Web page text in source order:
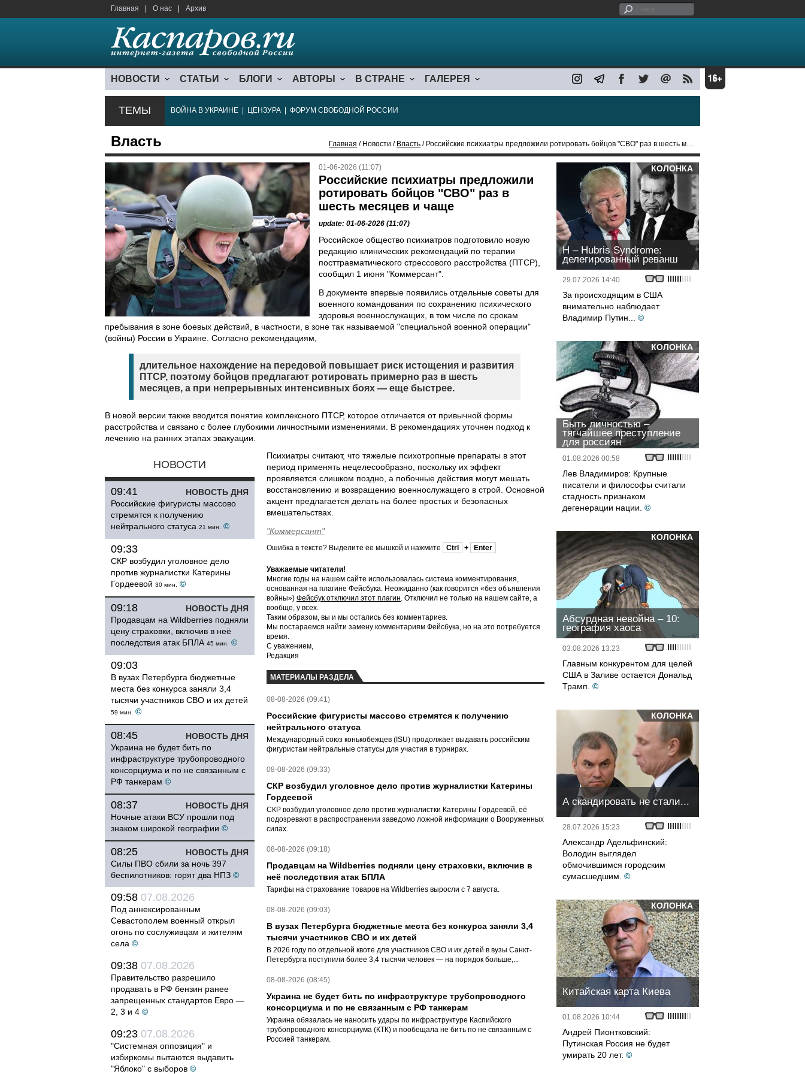
Главная О нас Архив
НОВОСТИ СТАТЬИ БЛОГИ АВТОРЫ В СТРАНЕ ГАЛЕРЕЯ
ТЕМЫ ВОЙНА В УКРАИНЕ ЦЕНЗУРА ФОРУМ СВОБОДНОЙ РОССИИ
Власть Главная / Новости / Власть / Российские психиатры предложили ротировать бойцов "СВО" раз в шесть месяцев и чаще
01-06-2026 (11:07)
Российские психиатры предложили
ротировать бойцов "СВО" раз в
шесть месяцев и чаще
update: 01-06-2026 (11:07)
Российское общество психиатров подготовило новую
редакцию клинических рекомендаций по терапии
посттравматического стрессового расстройства (ПТСР),
сообщил 1 июня "Коммерсант".
В документе впервые появились отдельные советы для
военного командования по сохранению психического
здоровья военнослужащих, в том числе по срокам
пребывания в зоне боевых действий, в частности, в зоне так называемой "специальной военной операции"
(войны) России в Украине. Согласно рекомендациям,
длительное нахождение на передовой повышает риск истощения и развития
ПТСР, поэтому бойцов предлагают ротировать примерно раз в шесть
месяцев, а при непрерывных интенсивных боях — еще быстрее.
В новой версии также вводится понятие комплексного ПТСР, которое отличается от привычной формы
расстройства и связано с более глубокими личностными изменениями. В рекомендациях уточнен подход к
лечению на ранних этапах эвакуации.
НОВОСТИ
НОВОСТЬ ДНЯ
09:41
Российские фигуристы массово
стремятся к получению
нейтрального статуса 21 мин. ©
09:33
СКР возбудил уголовное дело
против журналистки Катерины
Гордеевой 30 мин. ©
НОВОСТЬ ДНЯ
09:18
Продавцам на Wildberries подняли
цену страховки, включив в неё
последствия атак БПЛА 45 мин. ©
09:03
В вузах Петербурга бюджетные
места без конкурса заняли 3,4
тысячи участников СВО и их детей
59 мин. ©
НОВОСТЬ ДНЯ
08:45
Украина не будет бить по
инфраструктуре трубопроводного
консорциума и по не связанным с
РФ танкерам ©
НОВОСТЬ ДНЯ
08:37
Ночные атаки ВСУ прошли под
знаком широкой географии ©
НОВОСТЬ ДНЯ
08:25
Силы ПВО сбили за ночь 397
беспилотников: горят два НПЗ ©
09:58 07.08.2026
Под аннексированным
Севастополем военный открыл
огонь по сослуживцам и жителям
села ©
09:38 07.08.2026
Правительство разрешило
продавать в РФ бензин ранее
запрещенных стандартов Евро —
2, 3 и 4 ©
09:23 07.08.2026
"Системная оппозиция" и
избиркомы пытаются выдавить
"Яблоко" с выборов ©
Психиатры считают, что тяжелые психотропные препараты в этот
период применять нецелесообразно, поскольку их эффект
проявляется слишком поздно, а побочные действия могут мешать
восстановлению и возвращению военнослужащего в строй. Основной
акцент предлагается делать на более простых и безопасных
вмешательствах.
"Коммерсант"
Ошибка в тексте? Выделите ее мышкой и нажмите Ctrl + Enter
Уважаемые читатели!
Многие годы на нашем сайте использовалась система комментирования,
основанная на плагине Фейсбука. Неожиданно (как говорится «без объявления
войны») Фейсбук отключил этот плагин. Отключил не только на нашем сайте, а
вообще, у всех.
Таким образом, вы и мы остались без комментариев.
Мы постараемся найти замену комментариям Фейсбука, но на это потребуется
время.
С уважением,
Редакция
МАТЕРИАЛЫ РАЗДЕЛА
08-08-2026 (09:41)
Российские фигуристы массово стремятся к получению
нейтрального статуса
Международный союз конькобежцев (ISU) продолжает выдавать российским
фигуристам нейтральные статусы для участия в турнирах.
08-08-2026 (09:33)
СКР возбудил уголовное дело против журналистки Катерины
Гордеевой
СКР возбудил уголовное дело против журналистки Катерины Гордеевой, её
подозревают в распространении заведомо ложной информации о Вооруженных
силах.
08-08-2026 (09:18)
Продавцам на Wildberries подняли цену страховки, включив в
неё последствия атак БПЛА
Тарифы на страхование товаров на Wildberries выросли с 7 августа.
08-08-2026 (09:03)
В вузах Петербурга бюджетные места без конкурса заняли 3,4
тысячи участников СВО и их детей
В 2026 году по отдельной квоте для участников СВО и их детей в вузы Санкт-
Петербурга поступили более 3,4 тысячи человек — на порядок больше,...
08-08-2026 (08:45)
Украина не будет бить по инфраструктуре трубопроводного
консорциума и по не связанным с РФ танкерам
Украина обязалась не наносить удары по инфраструктуре Каспийского
трубопроводного консорциума (КТК) и пообещала не бить по не связанным с
Россией танкерам.
КОЛОНКА
H – Hubris Syndrome:
делегированный реванш
29.07.2026 14:40
За происходящим в США
внимательно наблюдает
Владимир Путин...
©
КОЛОНКА
Быть личностью –
тягчайшее преступление
для россиян
01.08.2026 00:58
Лев Владимиров: Крупные
писатели и философы считали
стадность признаком
дегенерации нации. ©
КОЛОНКА
Абсурдная невойна – 10:
география хаоса
03.08.2026 13:23
Главным конкурентом для целей
США в Заливе остается Дональд
Трамп. ©
КОЛОНКА
А скандировать не стали...
28.07.2026 15:23
Александр Адельфинский:
Володин выглядел
обмочившимся городским
сумасшедшим. ©
КОЛОНКА
Китайская карта Киева
01.08.2026 10:44
Андрей Пионтковский:
Путинская Россия не будет
умирать 20 лет. ©